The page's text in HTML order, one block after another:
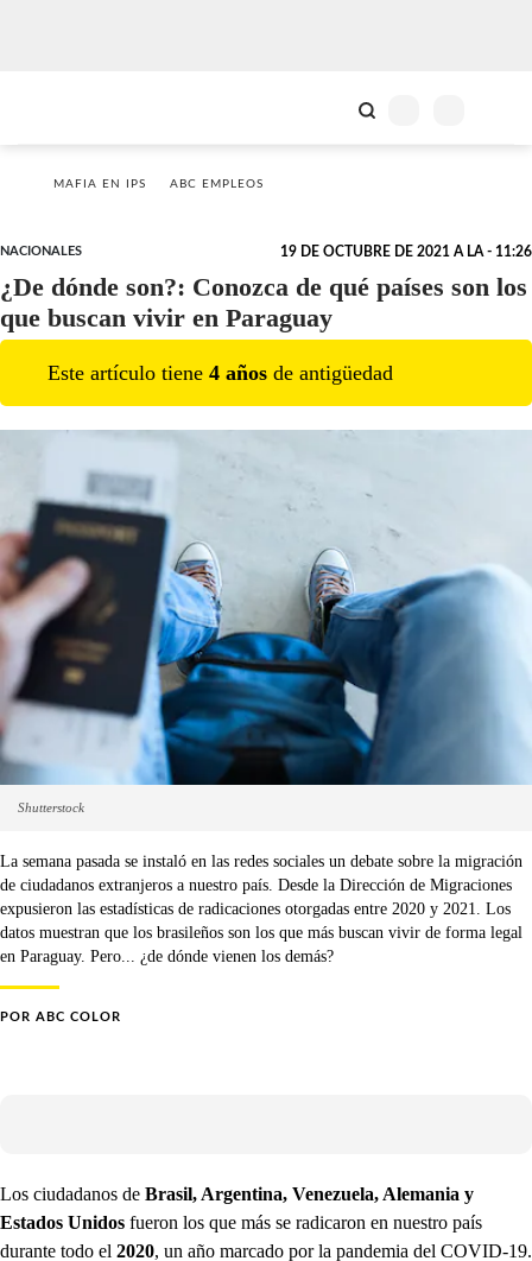
MAFIA EN IPS ABC EMPLEOS
NACIONALES 19 DE OCTUBRE DE 2021 A LA - 11:26
¿De dónde son?: Conozca de qué países son los
que buscan vivir en Paraguay
Este artículo tiene 4 años de antigüedad
Shutterstock
La semana pasada se instaló en las redes sociales un debate sobre la migración
de ciudadanos extranjeros a nuestro país. Desde la Dirección de Migraciones
expusieron las estadísticas de radicaciones otorgadas entre 2020 y 2021. Los
datos muestran que los brasileños son los que más buscan vivir de forma legal
en Paraguay. Pero... ¿de dónde vienen los demás?
POR ABC COLOR
Los ciudadanos de Brasil, Argentina, Venezuela, Alemania y
Estados Unidos fueron los que más se radicaron en nuestro país
durante todo el 2020, un año marcado por la pandemia del COVID-19.